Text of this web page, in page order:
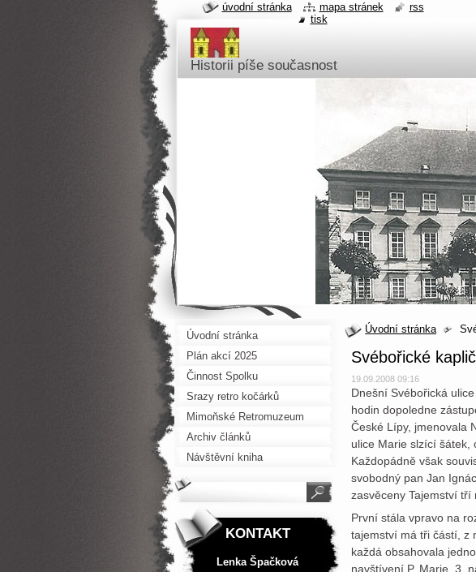
Historii píše současnost
Úvodní stránka
Svébořické
19.09.2008 09:16
Dnešní Svébořická
hodin dopoledne
České Lípy, jmenovala
ulice Marie slzící šátek,
Každopádně však
svobodný pan Jan
zasvěceny Tajemství tří
První stála vpravo na
tajemství má tři částí, z
každá obsahovala
navštívení P. Marie, 3.
Úvodní stránka
Plán akcí 2025
Činnost Spolku
Srazy retro kočárků
Mimoňské Retromuzeum
Archiv článků
Návštěvní kniha
KONTAKT
Lenka Špačková
úvodní stránka mapa stránek
rss
tisk